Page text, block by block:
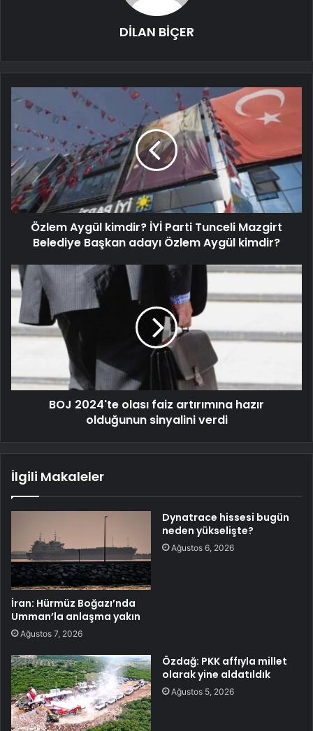
DİLAN BİÇER
Özlem Aygül kimdir? İYİ Parti Tunceli Mazgirt
Belediye Başkan adayı Özlem Aygül kimdir?
BOJ 2024'te olası faiz artırımına hazır
olduğunun sinyalini verdi
İlgili Makaleler
İran: Hürmüz Boğazı’nda
Umman’la anlaşma yakın
Ağustos 7, 2026
Dynatrace hissesi bugün
neden yükselişte?
Ağustos 6, 2026
Özdağ: PKK affıyla millet
olarak yine aldatıldık
Ağustos 5, 2026